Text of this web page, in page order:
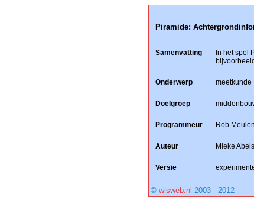
Piramide:
Samenvatting
In het spel
Onderwerp meetkunde
Doelgroep
Programmeur Rob
Auteur Mieke
Versie
© wisweb.nl 2003 - 2012